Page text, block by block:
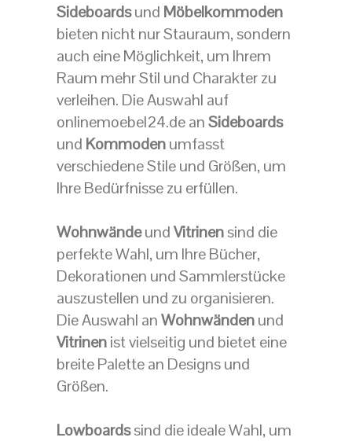
Sideboardsund Möbelkommoden
bieten nicht nur Stauraum, sondern
auch eine Möglichkeit, um Ihrem
Raum mehr Stil und Charakter zu
verleihen. Die Auswahl auf
onlinemoebel24.de anSideboards
und Kommodenumfasst
verschiedene Stile und Größen, um
Ihre Bedürfnisse zu erfüllen.
WohnwändeundVitrinensind die
perfekte Wahl, um Ihre Bücher,
Dekorationen und Sammlerstücke
auszustellen und zu organisieren.
Die Auswahl anWohnwändenund
Vitrinenist vielseitig und bietet eine
breite Palette an Designs und
Größen.
Lowboardssind die ideale Wahl, um